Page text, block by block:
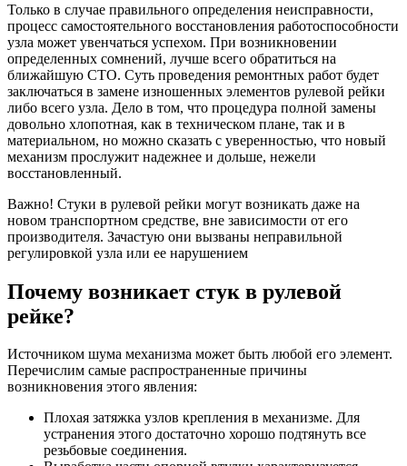
Только в случае правильного определения неисправности,
процесс самостоятельного восстановления работоспособности
узла может увенчаться успехом. При возникновении
определенных сомнений, лучше всего обратиться на
ближайшую СТО. Суть проведения ремонтных работ будет
заключаться в замене изношенных элементов рулевой рейки
либо всего узла. Дело в том, что процедура полной замены
довольно хлопотная, как в техническом плане, так и в
материальном, но можно сказать с уверенностью, что новый
механизм прослужит надежнее и дольше, нежели
восстановленный.
Важно! Стуки в рулевой рейки могут возникать даже на
новом транспортном средстве, вне зависимости от его
производителя. Зачастую они вызваны неправильной
регулировкой узла или ее нарушением
Почему возникает стук в рулевой
рейке?
Источником шума механизма может быть любой его элемент.
Перечислим самые распространенные причины
возникновения этого явления:
Плохая затяжка узлов крепления в механизме. Для
устранения этого достаточно хорошо подтянуть все
резьбовые соединения.